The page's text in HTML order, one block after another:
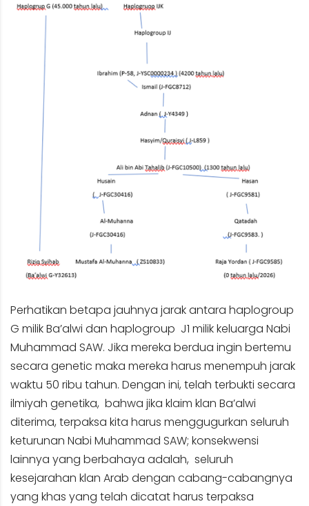
Perhatikan betapa jauhnya jarak antara haplogroup
G milik Ba’alwi dan haplogroup J1 milik keluarga Nabi
Muhammad SAW. Jika mereka berdua ingin bertemu
secara genetic maka mereka harus menempuh jarak
waktu 50 ribu tahun. Dengan ini, telah terbukti secara
ilmiyah genetika, bahwa jika klaim klan Ba’alwi
diterima, terpaksa kita harus menggugurkan seluruh
keturunan Nabi Muhammad SAW; konsekwensi
lainnya yang berbahaya adalah, seluruh
kesejarahan klan Arab dengan cabang-cabangnya
yang khas yang telah dicatat harus terpaksa